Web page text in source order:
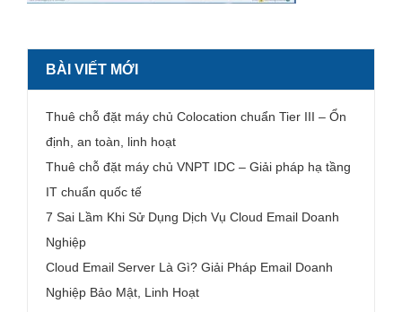
BÀI VIẾT MỚI
Thuê chỗ đặt máy chủ Colocation chuẩn Tier III – Ổn
định, an toàn, linh hoạt
Thuê chỗ đặt máy chủ VNPT IDC – Giải pháp hạ tầng
IT chuẩn quốc tế
7 Sai Lầm Khi Sử Dụng Dịch Vụ Cloud Email Doanh
Nghiệp
Cloud Email Server Là Gì? Giải Pháp Email Doanh
Nghiệp Bảo Mật, Linh Hoạt